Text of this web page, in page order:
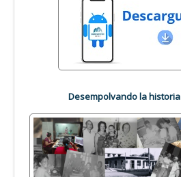
Desempolvando la historia